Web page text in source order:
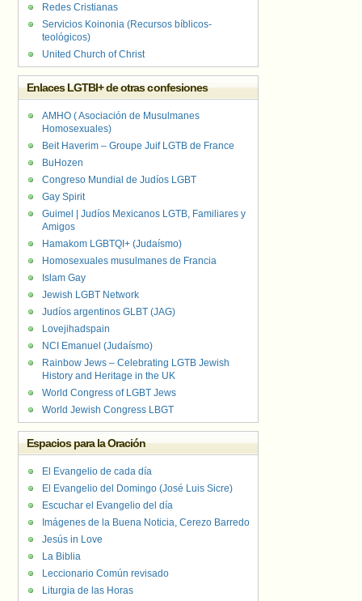
Redes Cristianas
Servicios Koinonia (Recursos bíblicos-
teológicos)
United Church of Christ
Enlaces LGTBI+ de otras confesiones
AMHO ( Asociación de Musulmanes
Homosexuales)
Beit Haverim – Groupe Juif LGTB de France
BuHozen
Congreso Mundial de Judíos LGBT
Gay Spirit
Guimel | Judíos Mexicanos LGTB, Familiares y
Amigos
Hamakom LGBTQI+ (Judaísmo)
Homosexuales musulmanes de Francia
Islam Gay
Jewish LGBT Network
Judíos argentinos GLBT (JAG)
Lovejihadspain
NCI Emanuel (Judaísmo)
Rainbow Jews – Celebrating LGTB Jewish
History and Heritage in the UK
World Congress of LGBT Jews
World Jewish Congress LBGT
Espacios para la Oración
El Evangelio de cada día
El Evangelio del Domingo (José Luis Sicre)
Escuchar el Evangelio del día
Imágenes de la Buena Noticia, Cerezo Barredo
Jesús in Love
La Biblia
Leccionario Común revisado
Liturgia de las Horas